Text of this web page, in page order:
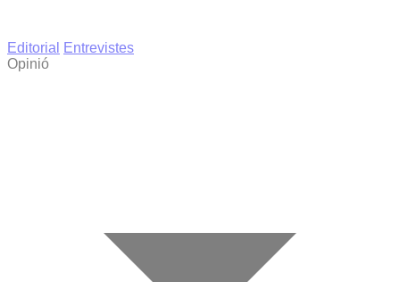
Editorial
Entrevistes
Opinió